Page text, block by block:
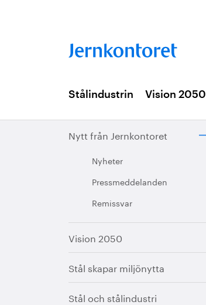
Stålindustrin Vision 2050
Nytt från Jernkontoret
Nyheter
Pressmeddelanden
Remissvar
Vision 2050
Stål skapar miljönytta
Stål och stålindustri